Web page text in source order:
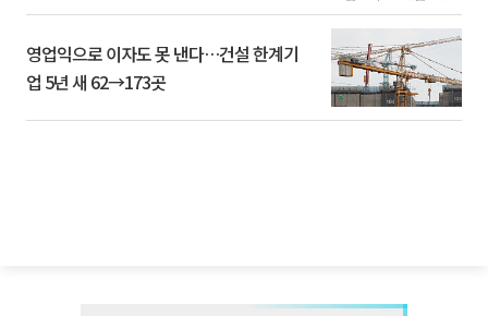
영업익으로 이자도 못 낸다…건설 한계기
업 5년 새 62→173곳